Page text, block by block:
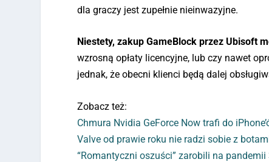
dla graczy jest zupełnie nieinwazyjne.
Niestety, zakup GameBlock przez Ubisoft
wzrosną opłaty licencyjne, lub czy nawet
jednak, że obecni klienci będą dalej
Zobacz też:
Chmura Nvidia GeForce Now trafi do
Valve od prawie roku nie radzi sobie z
“Romantyczni oszuści” zarobili na